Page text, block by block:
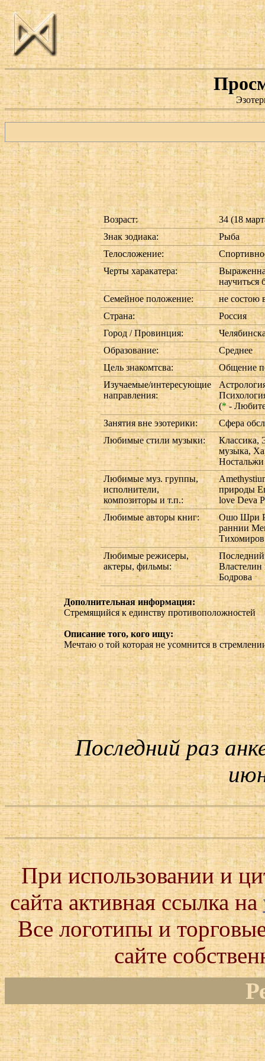
Возраст:
34 (18
Знак зодиака:
Рыба
Телосложение:
Черты харакатера:
Семейное положение:
не состою
Страна:
Россия
Город / Провинция:
Образование:
Среднее
Цель знакомтсва:
Общение
Изучаемые/интересующие
направления:
(*-
Занятия вне эзотерики:
Сфера
Любимые стили музыки:
Классика,
музыка,
Ностальжи
Любимые муз. группы,
исполнители,
композиторы и т.п.:
природы
love Deva
Любимые авторы книг:
Ошо Шри
раннии
Тихомиров
Любимые режисеры,
актеры, фильмы:
Бодрова
Дополнительная информация:
Стремящийся к единству противоположностей
Описание того, кого ищу:
Мечтаю о той которая не усомнится в
Последний раз
При использовании и
сайта активная ссылка на
Все логотипы и
сайте